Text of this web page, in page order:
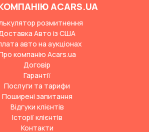
ACARS.UA
розмитнення
Авто із США
авто на аукціонах
компанію Acars.ua
Договір
Гарантії
Послуги та тарифи
Поширені запитання
Відгуки клієнтів
Історії клієнтів
Контакти